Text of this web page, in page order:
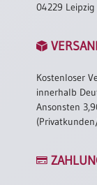
04229 Leipzig
Kostenloser
innerhalb
Ansonsten